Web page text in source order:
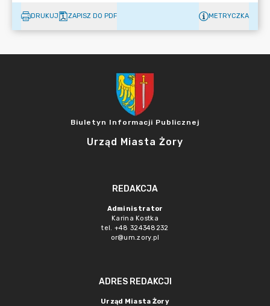
DRUKUJ ZAPISZ DO PDF METRYCZKA
Biuletyn Informacji Publicznej
Urząd Miasta Żory
REDAKCJA
Administrator
Karina Kostka
tel. +48 324348232
or@um.zory.pl
ADRES REDAKCJI
Urząd Miasta Żory